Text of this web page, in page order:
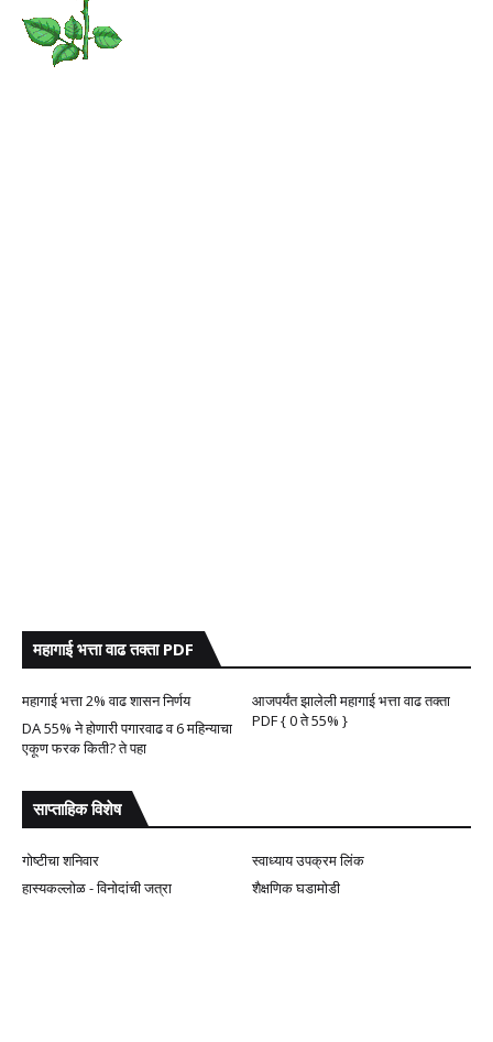
महागाई भत्ता वाढ तक्ता PDF
महागाई भत्ता 2% वाढ शासन निर्णय
आजपर्यंत झालेली महागाई भत्ता वाढ तक्ता
PDF { 0 ते 55% }
DA 55% ने होणारी पगारवाढ व 6 महिन्याचा
एकूण फरक किती? ते पहा
साप्ताहिक विशेष
गोष्टीचा शनिवार
स्वाध्याय उपक्रम लिंक
हास्यकल्लोळ - विनोदांची जत्रा
शैक्षणिक घडामोडी